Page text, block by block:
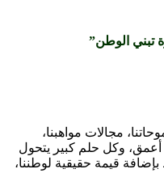
تبني الوطن”
مجالات مواهبنا،
أعمق، وكل حلم كبير يتحول
قيمة حقيقية لوطننا،